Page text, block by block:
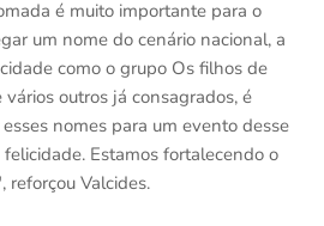
é muito importante para o
um nome do cenário nacional, a
como o grupo Os filhos de
outros já consagrados, é
nomes para um evento desse
Estamos fortalecendo o
reforçou Valcides.